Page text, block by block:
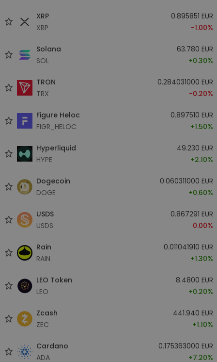
XRP
XRP
0.895851 EUR
-1.00%
Solana
SOL
63.780 EUR
+0.30%
TRON
TRX
0.284031000 EUR
-0.20%
Figure Heloc
FIGR_HELOC
0.897510 EUR
+1.50%
Hyperliquid
HYPE
49.230 EUR
+2.10%
Dogecoin
DOGE
0.060311000 EUR
+0.60%
USDS
USDS
0.867291 EUR
0.00%
Rain
RAIN
0.011041910 EUR
+1.30%
LEO Token
LEO
8.4800 EUR
+0.20%
Zcash
ZEC
441.940 EUR
+1.10%
Cardano
ADA
0.175363000 EUR
+7.20%